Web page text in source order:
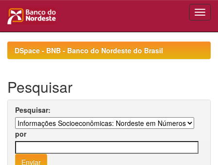
navigationDSpace - BNB - Banco do Nordeste do Brasil
Pesquisar
Pesquisar:
por